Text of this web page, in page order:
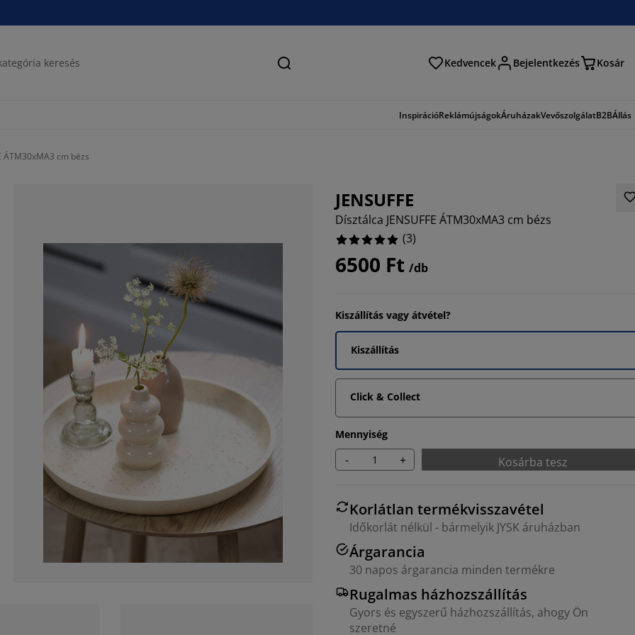
Keresés Kedvencek Bejelentkezés Kosár
InspirációReklámújságokÁruházakVevőszolgálatB2BÁllás
ÁTM30xMA3 cm bézs
JENSUFFE
Dísztálca JENSUFFE ÁTM30xMA3 cm bézs
(3)
6500 Ft /db
Kiszállítás vagy átvétel?
Kiszállítás
Click & Collect
Mennyiség
- + Kosárba tesz
Korlátlan termékvisszavétel
Időkorlát nélkül - bármelyik JYSK áruházban
Árgarancia
30 napos árgarancia minden termékre
Rugalmas házhozszállítás
Gyors és egyszerű házhozszállítás, ahogy Ön
szeretné